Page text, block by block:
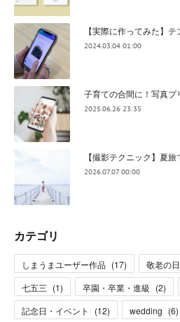
【実際に作ってみた】
2024.03.04 01:00
子育ての合間に！写真プ
2025.06.26 23:35
【撮影テクニック】夏
2026.07.07 00:00
カテゴリ
しまうまユーザー作品 (17) 敬老の日
七五三 (1) 卒園・卒業・進級 (2)
記念日・イベント
(12) wedding (6)